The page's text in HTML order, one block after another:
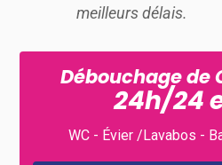
meilleurs délais.
Débouchage de
24h/24
WC - Évier /Lavabos -